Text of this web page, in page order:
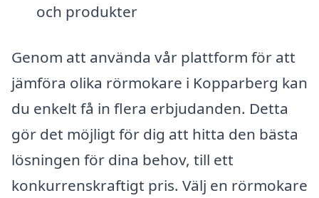
och produkter
Genom att använda vår plattform för att
jämföra olika rörmokare i Kopparberg kan
du enkelt få in flera erbjudanden. Detta
gör det möjligt för dig att hitta den bästa
lösningen för dina behov, till ett
konkurrenskraftigt pris. Välj en rörmokare